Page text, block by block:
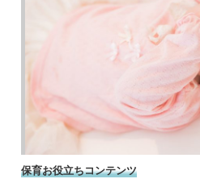
保育お役立ちコンテンツ